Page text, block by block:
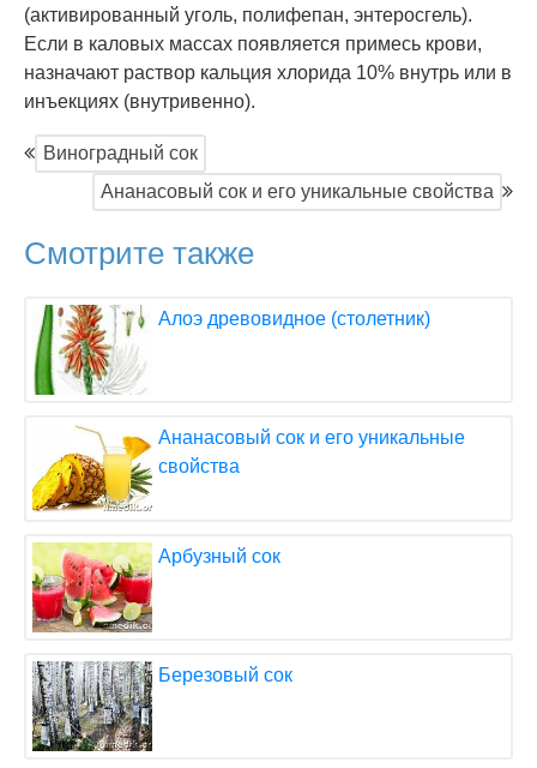
(активированный уголь, полифепан, энтеросгель).
Если в каловых массах появляется примесь крови,
назначают раствор кальция хлорида 10% внутрь или в
инъекциях (внутривенно).
Виноградный сок
Ананасовый сок и его уникальные свойства
Смотрите также
Алоэ древовидное (столетник)
Ананасовый сок и его уникальные
свойства
Арбузный сок
Березовый сок